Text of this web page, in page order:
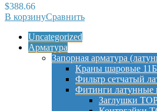
$388.66
В корзинуСравнить
Uncategorized
Арматура
Запорная арматура
Краны шаровые
Фильтр сетчатый
Фитинги латунные
Заглушки